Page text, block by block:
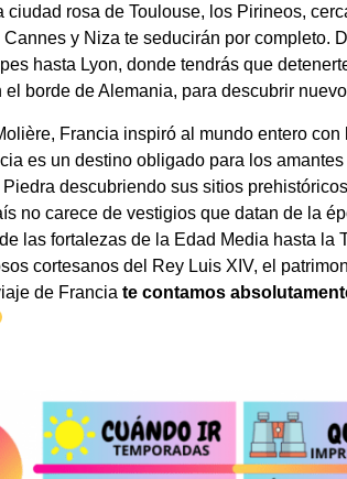
ciudad rosa de Toulouse, los Pirineos,
y Niza te seducirán por completo.
hasta Lyon, donde tendrás que
el borde de Alemania, para descubrir
Francia inspiró al mundo entero
es un destino obligado para los
descubriendo sus sitios
no carece de vestigios que datan de la
las fortalezas de la Edad Media hasta
cortesanos del Rey Luis XIV, el
de Francia te contamos